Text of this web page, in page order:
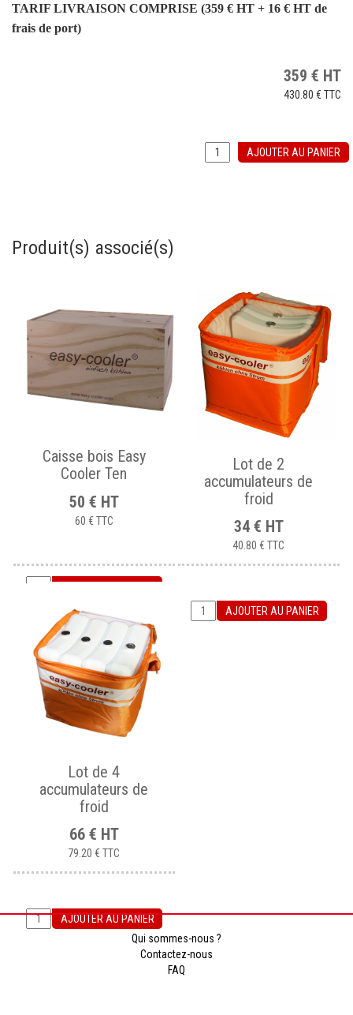
TARIF LIVRAISON COMPRISE (359 € HT + 16 € HT de
frais de port)
359 € HT
430.80 €TTC
AJOUTER AU PANIER
Produit(s) associé(s)
Caisse bois Easy
Cooler Ten
50 € HT
60 €TTC
Lot de 2
accumulateurs de
froid
34€ HT
40.80 €TTC
AJOUTER AU PANIER
Lot de 4
accumulateurs de
froid
66€ HT
79.20 €TTC
AJOUTER AU PANIER
Qui sommes-nous ?
Contactez-nous
FAQ